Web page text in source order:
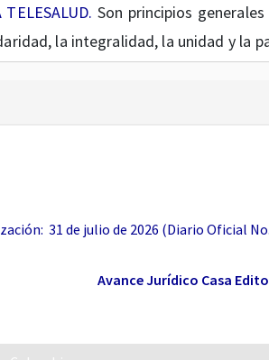
Son principios
la integralidad, la unidad y la
individuales y colectivos de
ASESOR DE LA TELESALUD.
31 de julio de 2026 (Diario Oficial No.
Avance Jurídico Casa